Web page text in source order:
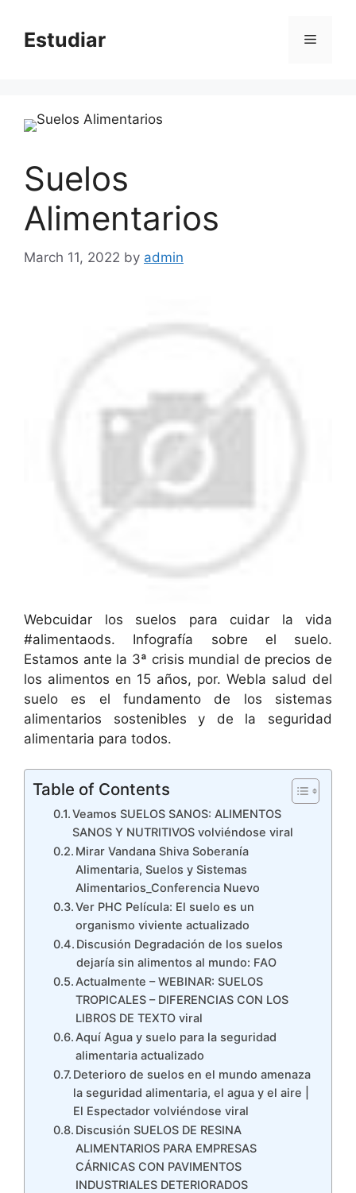
contentEstudiar Menu
Suelos
Alimentarios
March 11, 2022 by admin
Webcuidar los suelos para cuidar la vida
#alimentaods. Infografía sobre el suelo.
Estamos ante la 3ª crisis mundial de precios de
los alimentos en 15 años, por. Webla salud del
suelo es el fundamento de los sistemas
alimentarios sostenibles y de la seguridad
alimentaria para todos.
Table of Contents
Veamos SUELOS SANOS: ALIMENTOS
SANOS Y NUTRITIVOS volviéndose viral
Mirar Vandana Shiva Soberanía
Alimentaria, Suelos y Sistemas
Alimentarios_Conferencia Nuevo
Ver PHC Película: El suelo es un
organismo viviente actualizado
Discusión Degradación de los suelos
dejaría sin alimentos al mundo: FAO
Actualmente – WEBINAR: SUELOS
TROPICALES – DIFERENCIAS CON LOS
LIBROS DE TEXTO viral
Aquí Agua y suelo para la seguridad
alimentaria actualizado
Deterioro de suelos en el mundo amenaza
la seguridad alimentaria, el agua y el aire |
El Espectador volviéndose viral
Discusión SUELOS DE RESINA
ALIMENTARIOS PARA EMPRESAS
CÁRNICAS CON PAVIMENTOS
INDUSTRIALES DETERIORADOS